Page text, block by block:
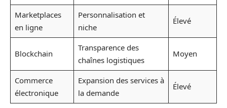
Marketplaces
en ligne
Personnalisation et
niche
Élevé
Blockchain
Transparence des
chaînes logistiques
Moyen
Commerce
électronique
Expansion des services à
la demande
Élevé